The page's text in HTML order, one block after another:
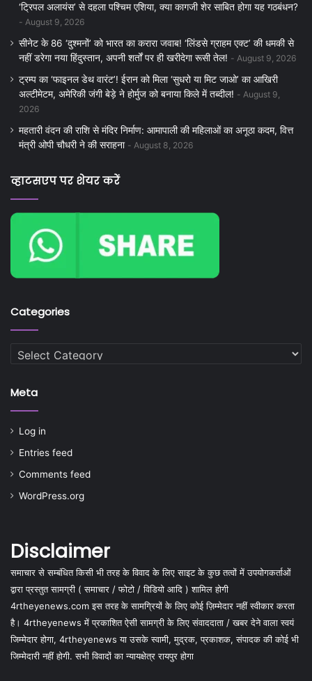
‘ट्रिपल अलायंस’ से दहला पश्चिम एशिया, क्या कागजी शेर साबित होगा यह गठबंधन?
August 9, 2026
सीनेट के 86 ‘दुश्मनों’ को भारत का करारा जवाब! ‘लिंडसे ग्राहम एक्ट’ की धमकी से
नहीं डरेगा नया हिंदुस्तान, अपनी शर्तों पर ही खरीदेगा रूसी तेल!
August 9, 2026
ट्रम्प का ‘फाइनल डेथ वारंट’! ईरान को मिला ‘सुधरो या मिट जाओ’ का आखिरी
अल्टीमेटम, अमेरिकी जंगी बेड़े ने होर्मुज को बनाया किले में तब्दील!
August 9,
2026
महतारी वंदन की राशि से मंदिर निर्माण: आमापाली की महिलाओं का अनूठा कदम, वित्त
मंत्री ओपी चौधरी ने की सराहना
August 8, 2026
व्हाटसएप पर शेयर करें
Categories
Categories
Meta
Log in
Entries feed
Comments feed
WordPress.org
Disclaimer
समाचार से सम्बंधित किसी भी तरह के विवाद के लिए साइट के कुछ तत्वों में उपयोगकर्ताओं
द्वारा प्रस्तुत सामग्री ( समाचार / फोटो / विडियो आदि ) शामिल होगी
4rtheyenews.com इस तरह के सामग्रियों के लिए कोई ज़िम्मेदार नहीं स्वीकार करता
है। 4rtheyenews में प्रकाशित ऐसी सामग्री के लिए संवाददाता / खबर देने वाला स्वयं
जिम्मेदार होगा, 4rtheyenews या उसके स्वामी, मुद्रक, प्रकाशक, संपादक की कोई भी
जिम्मेदारी नहीं होगी. सभी विवादों का न्यायक्षेत्र रायपुर होगा